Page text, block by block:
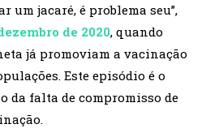
um jacaré, é problema seu”,
de 2020, quando
já promoviam a vacinação
Este episódio é o
da falta de compromisso de